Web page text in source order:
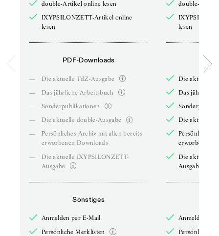
double-Artikel online lesen
IXYPSILONZETT-Artikel online
lesen
PDF-Downloads
—
Die aktuelle TdZ-Ausgabe
—
Das jährliche Arbeitsbuch
—
Sonderpublikationen
—
Die aktuelle double-Ausgabe
—
Persönliches Archiv mit allen bereits
erworbenen Downloads
—
Die aktuelle IXYPSILONZETT-
Ausgabe
Sonstiges
Anmelden per E-Mail
Persönliche Merklisten
double-
lesen
Die aktuelle
Das jährliche
Die aktuelle
Persönliches
erworbenen
Die aktuelle
Ausgabe
Anmelden
Persönliche